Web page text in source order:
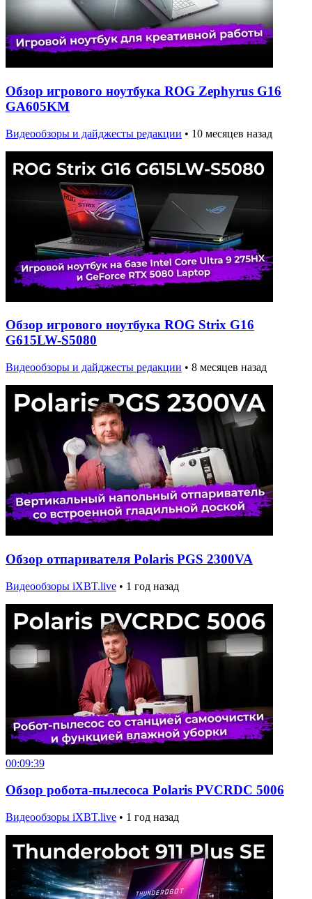
Обзор игрового ноутбука ROG Zephyrus G16
GA605KM
Видеообзоры и дайджесты редакции • 10 месяцев назад
Обзор игрового ноутбука ROG Strix G16
G615LW-S5080
Видеообзоры и дайджесты редакции • 8 месяцев назад
Обзор отпаривателя Polaris PGS 2300VA
Видеообзоры iXBT.live • 1 год назад
00:09:39
Обзор робота-пылесоса Polaris PVCRDC 5006
Видеообзоры iXBT.live • 1 год назад